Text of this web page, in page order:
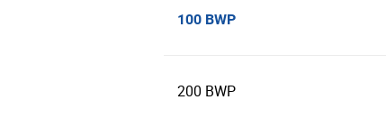
100 BWP
200 BWP